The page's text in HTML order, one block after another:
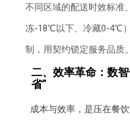
不同区域的配送时效标准
冻-18℃以下、冷藏0-4℃
制，用契约锁定服务品质。
二、效率革命：数
省”
成本与效率，是压在餐